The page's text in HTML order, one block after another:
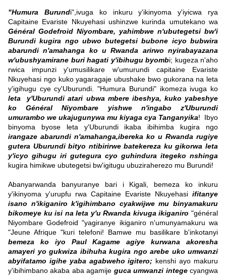
"Humura Burundi",ivuga ko inkuru y'ikinyoma y'iyicwa rya
Capitaine Evariste Nkuyehasi ushinzwe kurinda umutekano wa
Général Godefroid Niyombare, yahimbwe n'ubutegetsi bw'i
Burundi kugira ngo ubwo butegetsi bubone icyo bubwira
abarundi n'amahanga ko u Rwanda arirwo nyirabayazana
w'ubushyamirane buri hagati y'ibihugu byombi; kugeza n'aho
rwica impunzi y'umusilikare w'umurundi capitaine Evariste
Nkuyehasi ngo kuko yagaragaje ubushake bwo gukorana na leta
y'igihugu cye cy'Uburundi. "Humura Burundi" ikomeza ivuga ko
leta y'Uburundi atari ubwa mbere ibeshya, kuko yabeshye
ko Général Niyombare yishwe n'ingabo z'Uburundi
umurambo we ukajugunywa mu kiyaga cya Tanganyika! Ibyo
binyoma byose leta y'Uburundi ikaba ibihimba kugira ngo
irangaze abarundi n'amahanga,ibereka ko u Rwanda rugiye
gutera Uburundi bityo ntibirirwe batekereza ku gikorwa leta
y'icyo gihugu iri gutegura cyo guhindura itegeko nshinga
kugira himikwe ubutegetsi bw'igitugu ubuziraherezo mu Burundi!
Abanyarwanda banyuranye bari i Kigali, bemeza ko inkuru
y'ikinyoma y'urupfu rwa Capitaine Evariste Nkuyehasi ifitanye
isano n'ikiganiro k'igihimbano cyakwijwe mu binyamakuru
bikomeye ku isi na leta y'u Rwanda kivuga ikiganiro "général
Niyombare Godefroid "yagiranye ikiganiro n'umunyamakuru wa
"Jeune Afrique "kuri telefoni! Bamwe mu basilikare b'inkotanyi
bemeza ko iyo Paul Kagame agiye kurwana akoresha
amayeri yo gukwiza ibihuha kugira ngo arebe uko umwanzi
abyifatamo igihe yaba agabweho igitero; kenshi ayo makuru
y'ibihimbano akaba aba agamije guca umwanzi integecyangwa